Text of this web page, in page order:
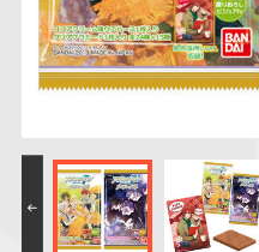
PROJECT R.E.D.・
スーパー戦隊シリー
ズ
ポケッ
つりグミ SMP